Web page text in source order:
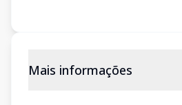
Mais informações